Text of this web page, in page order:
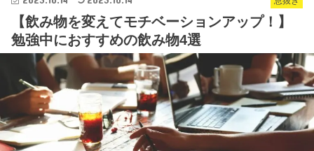
【飲み物を変えてモチベーションアップ！】
勉強中におすすめの飲み物4選